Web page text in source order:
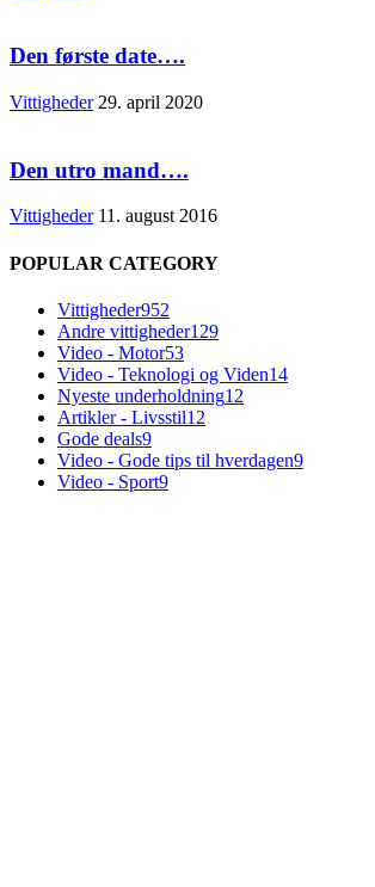
Den første date….
Vittigheder 29. april 2020
Den utro mand….
Vittigheder 11. august 2016
POPULAR CATEGORY
Vittigheder952
Andre vittigheder129
Video - Motor53
Video - Teknologi og Viden14
Nyeste underholdning12
Artikler - Livsstil12
Gode deals9
Video - Gode tips til hverdagen9
Video - Sport9